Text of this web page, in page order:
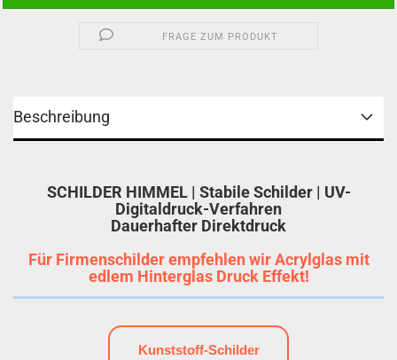
FRAGE ZUM PRODUKT
Beschreibung
SCHILDER HIMMEL | Stabile Schilder | UV-
Digitaldruck-Verfahren
Dauerhafter Direktdruck
Für Firmenschilder empfehlen wir Acrylglas mit
edlem Hinterglas Druck Effekt!
Kunststoff-Schilder